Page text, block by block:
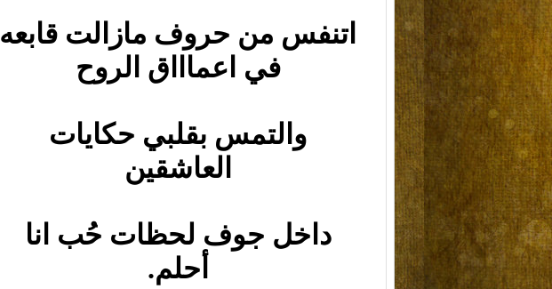
اتنفس من حروف مازالت قابعه
في اعماااق الروح
والتمس بقلبي حكايات
العاشقين
داخل جوف لحظات حُب انا
أحلم.